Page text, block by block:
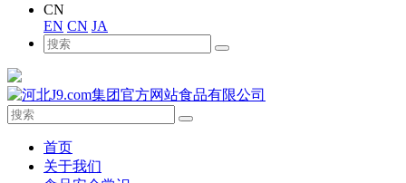
CN
EN CN JA
首页
关于我们